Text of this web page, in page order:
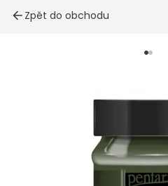
Zpět do obchodu